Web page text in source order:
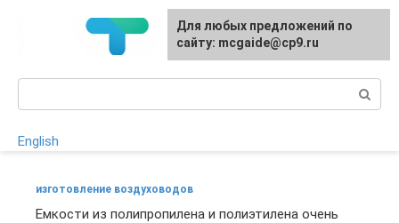
English
изготовление воздуховодов
Емкости из полипропилена и полиэтилена очень
Для любых предложений по
сайту: mcgaide@cp9.ru